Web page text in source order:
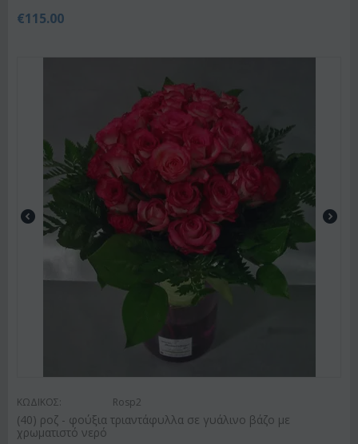
€115.00
ΚΩΔΙΚΟΣ: Rosp2
(40) ροζ - φούξια τριαντάφυλλα σε γυάλινο βάζο με
χρωματιστό νερό